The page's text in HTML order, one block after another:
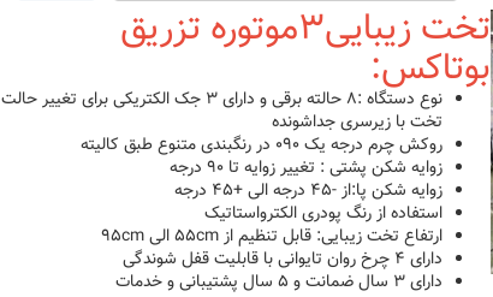
تخت زیبایی۳موتوره تزریق
بوتاکس:
نوع دستگاه :۸ حالته برقی و دارای ۳ جک الکتریکی برای تغییر حالت
تخت با زیرسری جداشونده
روکش چرم درجه یک ۰۹۰ در رنگبندی متنوع طبق کالیته
زوایه شکن پشتی : تغییر زوایه تا ۹۰ درجه
زوایه شکن پا:از -۴۵ درجه الی +۴۵ درجه
استفاده از رنگ پودری الکترواستاتیک
ارتفاع تخت زیبایی: قابل تنظیم از ۵۵cm الی ۹۵cm
دارای ۴ چرخ روان تایوانی با قابلیت قفل شوندگی
دارای ۳ سال ضمانت و ۵ سال پشتیبانی و خدمات